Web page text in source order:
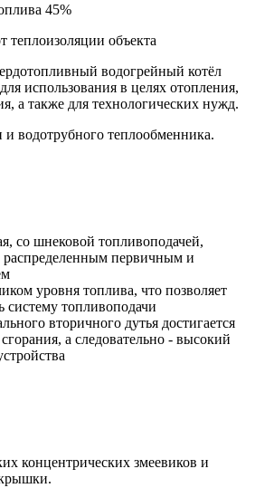
45%
объекта
водогрейный котёл
использования в целях отопления,
а также для технологических нужд.
и водотрубного теплообменника.
со шнековой топливоподачей,
первичным и
уровня топлива, что позволяет
систему топливоподачи
вторичного дутья достигается
а следовательно - высокий
концентрических змеевиков и